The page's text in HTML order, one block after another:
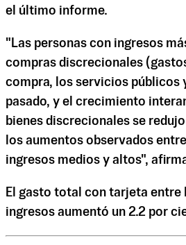
el último informe.
"Las personas con ingresos
compras discrecionales
compra, los servicios públicos
pasado, y el crecimiento
bienes discrecionales se
los aumentos observados
ingresos medios y altos",
El gasto total con tarjeta entre
ingresos aumentó un 2.2 por